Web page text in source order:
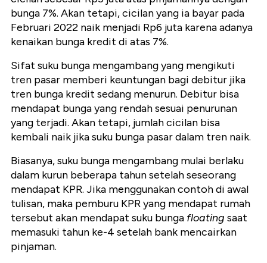
bunga 7%. Akan tetapi, cicilan yang ia bayar pada
Februari 2022 naik menjadi Rp6 juta karena adanya
kenaikan bunga kredit di atas 7%.
Sifat suku bunga mengambang yang mengikuti
tren pasar memberi keuntungan bagi debitur jika
tren bunga kredit sedang menurun. Debitur bisa
mendapat bunga yang rendah sesuai penurunan
yang terjadi. Akan tetapi, jumlah cicilan bisa
kembali naik jika suku bunga pasar dalam tren naik.
Biasanya, suku bunga mengambang mulai berlaku
dalam kurun beberapa tahun setelah seseorang
mendapat KPR. Jika menggunakan contoh di awal
tulisan, maka pemburu KPR yang mendapat rumah
tersebut akan mendapat suku bunga floating saat
memasuki tahun ke-4 setelah bank mencairkan
pinjaman.